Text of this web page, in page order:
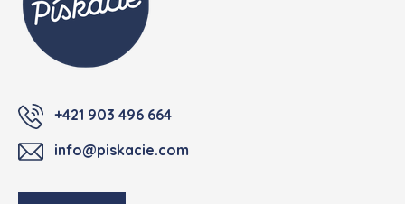
+421 903 496 664
info@piskacie.com